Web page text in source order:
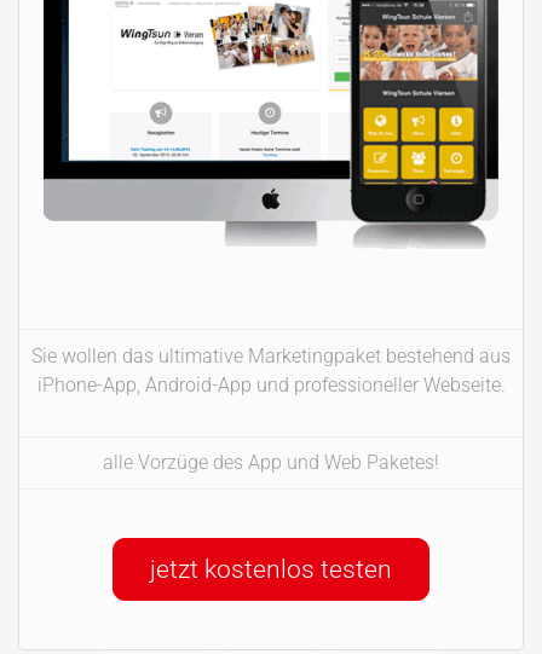
Sie wollen das ultimative Marketingpaket bestehend aus
iPhone-App, Android-App und professioneller Webseite.
alle Vorzüge des App und Web Paketes!
jetzt kostenlos testen